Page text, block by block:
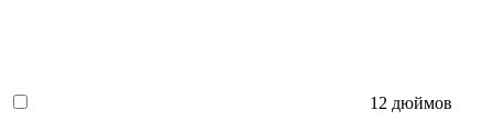
12 дюймов